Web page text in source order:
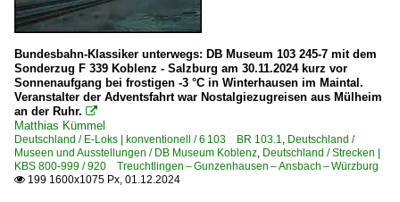
Bundesbahn-Klassiker unterwegs: DB Museum 103 245-7 mit dem
Sonderzug F 339 Koblenz - Salzburg am 30.11.2024 kurz vor
Sonnenaufgang bei frostigen -3 °C in Winterhausen im Maintal.
Veranstalter der Adventsfahrt war Nostalgiezugreisen aus Mülheim
an der Ruhr. 
Matthias Kümmel
Deutschland / E-Loks | konventionell / 6 103 BR 103.1, Deutschland /
Museen und Ausstellungen / DB Museum Koblenz, Deutschland / Strecken |
KBS 800-999 / 920 Treuchtlingen – Gunzenhausen – Ansbach – Würzburg
 199 1600x1075 Px, 01.12.2024